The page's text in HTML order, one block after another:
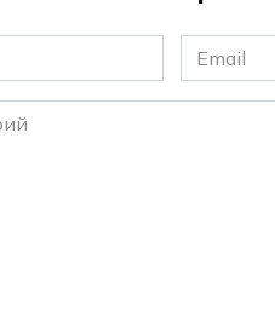
Email
*